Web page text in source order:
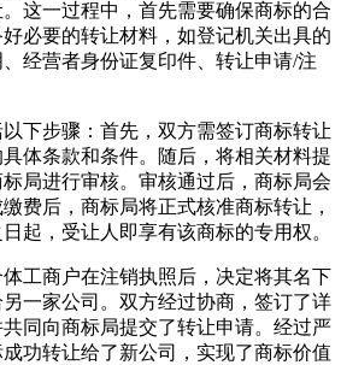
这一过程中，首先需要确保商标的合
必要的转让材料，如登记机关出具的
经营者身份证复印件、转让申请/注
下步骤：首先，双方需签订商标转让
具体条款和条件。随后，将相关材料提
局进行审核。审核通过后，商标局会
费后，商标局将正式核准商标转让，
起，受让人即享有该商标的专用权。
工商户在注销执照后，决定将其名下
一家公司。双方经过协商，签订了详
同向商标局提交了转让申请。经过严
功转让给了新公司，实现了商标价值